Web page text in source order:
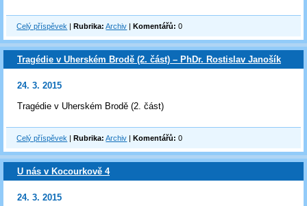
Celý příspěvek |Rubrika: Archiv |Komentářů: 0
Tragédie v Uherském Brodě (2. část) – PhDr. Rostislav Janošík
24. 3. 2015
Tragédie v Uherském Brodě (2. část)
Celý příspěvek |Rubrika: Archiv |Komentářů: 0
U nás v Kocourkově 4
24. 3. 2015